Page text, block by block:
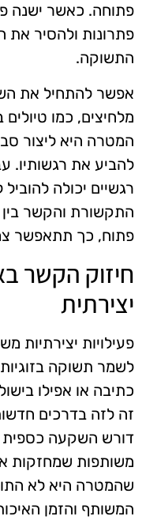
פתוחה. כאשר ישנה
פתרונות ולהסיר את
התשוקה.
אפשר להתחיל את
מלחיצים, כמו
המטרה היא ליצור
להביע את רגשותיו.
רגשיים יכולה להוביל
התקשורת והקשר בין
פתוח, כך תתאפשר
חיזוק הקשר
יצירתית
פעילויות יצירתיות
לשמר תשוקה
כתיבה או אפילו
זה לזה בדרכים
דורש השקעה כספית
משותפות שמחזקות
שהמטרה היא לא
המשותף והזמן